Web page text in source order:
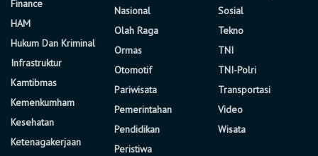
Finance
HAM
Hukum Dan Kriminal
Infrastruktur
Kamtibmas
Kemenkumham
Kesehatan
Ketenagakerjaan
Nasional
Olah Raga
Ormas
Otomotif
Pariwisata
Pemerintahan
Pendidikan
Peristiwa
Sosial
Tekno
TNI
TNI-Polri
Transportasi
Video
Wisata